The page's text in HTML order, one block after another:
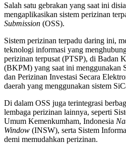
Salah satu gebrakan yang saat ini
mengaplikasikan sistem perizinan
Submission (OSS).
Sistem perizinan terpadu daring ini,
teknologi informasi yang
perizinan terpusat (PTSP), di Badan
(BKPM) yang saat ini menggunakan
dan Perizinan Investasi Secara
daerah yang menggunakan sistem
Di dalam OSS juga terintegrasi
lembaga perizinan lainnya, seperti
Umum Kemenkumham, Indonesia
Window (INSW), serta Sistem
demi memudahkan perizinan.